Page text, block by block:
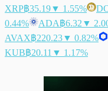
XRP฿35.19▼ 1.55%
0.44%
ADA฿6.32 ▼
AVAX฿220.23▼ 0.82%
KUB฿20.11 ▼ 1.17%